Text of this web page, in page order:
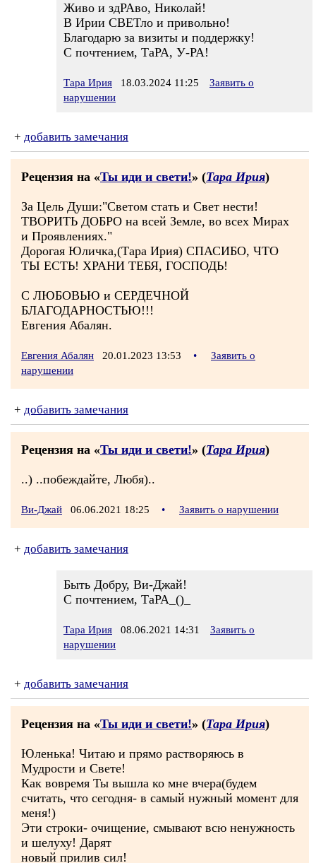
Живо и здРАво, Николай!
В Ирии СВЕТло и привольно!
Благодарю за визиты и поддержку!
С почтением, ТаРА, У-РА!
Тара Ирия 18.03.2024 11:25
Заявить о
нарушении
+ добавить замечания
Рецензия на «Ты иди и свети!» (Тара Ирия)
За Цель Души:"Светом стать и Свет нести!
ТВОРИТЬ ДОБРО на всей Земле, во всех Мирах
и Проявлениях."
Дорогая Юличка,(Тара Ирия) СПАСИБО, ЧТО
ТЫ ЕСТЬ! ХРАНИ ТЕБЯ, ГОСПОДЬ!
С ЛЮБОВЬЮ и СЕРДЕЧНОЙ
БЛАГОДАРНОСТЬЮ!!!
Евгения Абалян.
Евгения Абалян 20.01.2023 13:53 •
Заявить о
нарушении
+ добавить замечания
Рецензия на «Ты иди и свети!» (Тара Ирия)
..) ..побеждайте, Любя)..
Ви-Джай 06.06.2021 18:25 • Заявить о нарушении
+ добавить замечания
Быть Добру, Ви-Джай!
С почтением, ТаРА_()_
Тара Ирия 08.06.2021 14:31
Заявить о
нарушении
+ добавить замечания
Рецензия на «Ты иди и свети!» (Тара Ирия)
Юленька! Читаю и прямо растворяюсь в
Мудрости и Свете!
Как вовремя Ты вышла ко мне вчера(будем
считать, что сегодня- в самый нужный момент для
меня!)
Эти строки- очищение, смывают всю ненужность
и шелуху! Дарят
новый прилив сил!